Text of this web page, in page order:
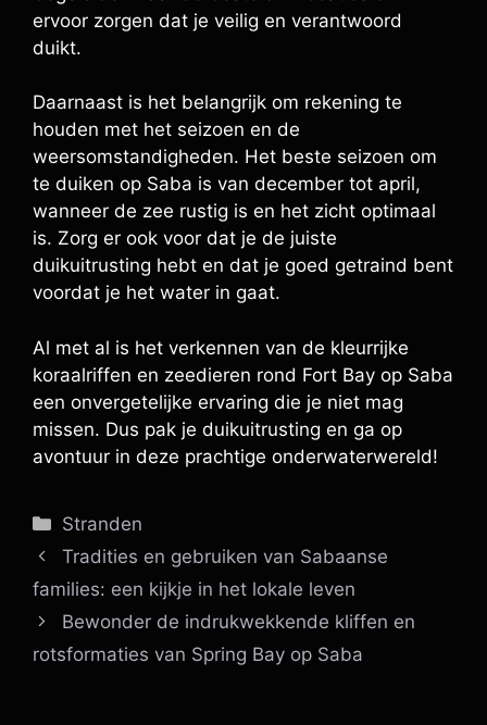
ervoor zorgen dat je veilig en verantwoord
duikt.
Daarnaast is het belangrijk om rekening te
houden met het seizoen en de
weersomstandigheden. Het beste seizoen om
te duiken op Saba is van december tot april,
wanneer de zee rustig is en het zicht optimaal
is. Zorg er ook voor dat je de juiste
duikuitrusting hebt en dat je goed getraind bent
voordat je het water in gaat.
Al met al is het verkennen van de kleurrijke
koraalriffen en zeedieren rond Fort Bay op Saba
een onvergetelijke ervaring die je niet mag
missen. Dus pak je duikuitrusting en ga op
avontuur in deze prachtige onderwaterwereld!
Categorieën
Stranden
Tradities en gebruiken van Sabaanse
families: een kijkje in het lokale leven
Bewonder de indrukwekkende kliffen en
rotsformaties van Spring Bay op Saba